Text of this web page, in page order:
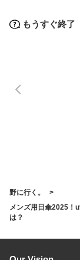
もうすぐ終了
野に行く。
メンズ用日傘2025！
は？